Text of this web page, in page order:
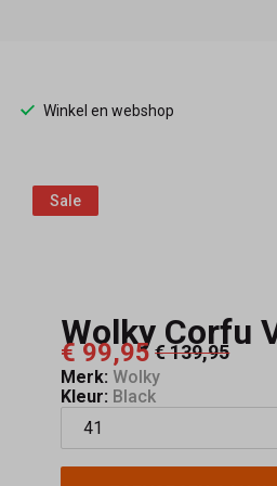
Winkel en webshop
Sale
Wolky Corfu
€ 99,95 € 139,95
Merk: Wolky
Kleur: Black